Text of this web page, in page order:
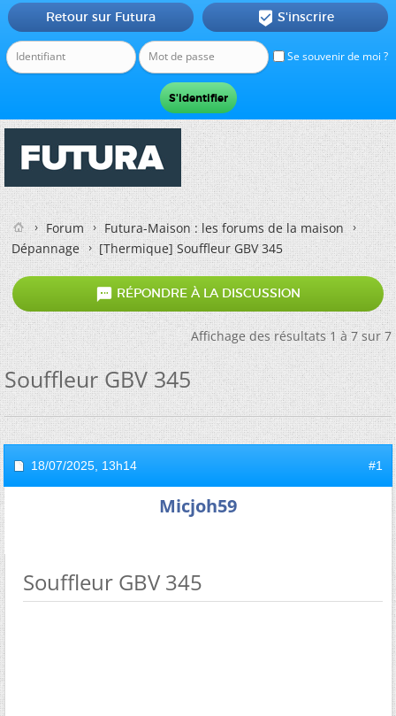
Se souvenir de moi ?
Retour sur Futura  S'inscrire
Forum
Futura-Maison : les forums de la maison
Dépannage
[Thermique]Souffleur GBV 345
 RÉPONDRE À LA DISCUSSION
Affichage des résultats 1 à 7 sur 7
Souffleur GBV 345
18/07/2025, 13h14 #1
Micjoh59
Souffleur GBV 345